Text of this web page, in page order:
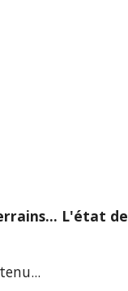
L'état de